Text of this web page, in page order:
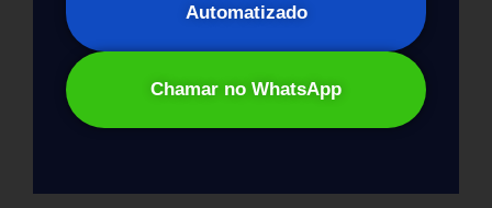
Automatizado
Chamar no WhatsApp